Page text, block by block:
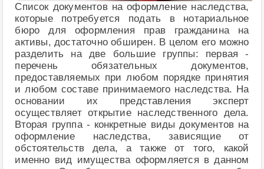
Список документов на оформление наследства,
которые потребуется подать в нотариальное
бюро для оформления прав гражданина на
активы, достаточно обширен. В целом его можно
разделить на две большие группы: первая -
перечень обязательных документов,
предоставляемых при любом порядке принятия
и любом составе принимаемого наследства. На
основании их представления эксперт
осуществляет открытие наследственного дела.
Вторая группа - конкретные виды документов на
оформление наследства, зависящие от
обстоятельств дела, а также от того, какой
именно вид имущества оформляется в данном